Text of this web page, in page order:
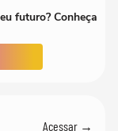
futuro? Conheça
Acessar →